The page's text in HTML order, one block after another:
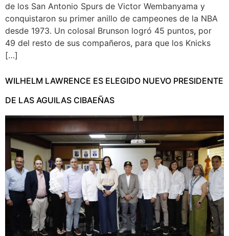
de los San Antonio Spurs de Victor Wembanyama y
conquistaron su primer anillo de campeones de la NBA
desde 1973. Un colosal Brunson logró 45 puntos, por
49 del resto de sus compañeros, para que los Knicks
[…]
WILHELM LAWRENCE ES ELEGIDO NUEVO PRESIDENTE
DE LAS AGUILAS CIBAEÑAS